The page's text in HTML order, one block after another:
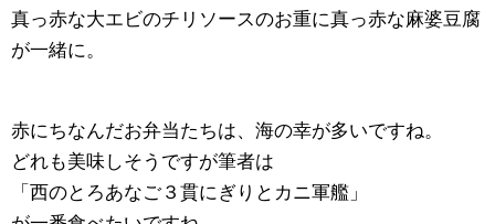
真っ赤な大エビのチリソースのお重に真っ赤な麻婆豆腐
が一緒に。
赤にちなんだお弁当たちは、海の幸が多いですね。
どれも美味しそうですが筆者は
「西のとろあなご３貫にぎりとカニ軍艦」